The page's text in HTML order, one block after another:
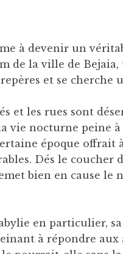
à devenir un
de la ville de Bejaia,
et se cherche
et les rues sont
vie nocturne peine
époque offrait
Dés le coucher
bien en cause le
en particulier,
à répondre aux